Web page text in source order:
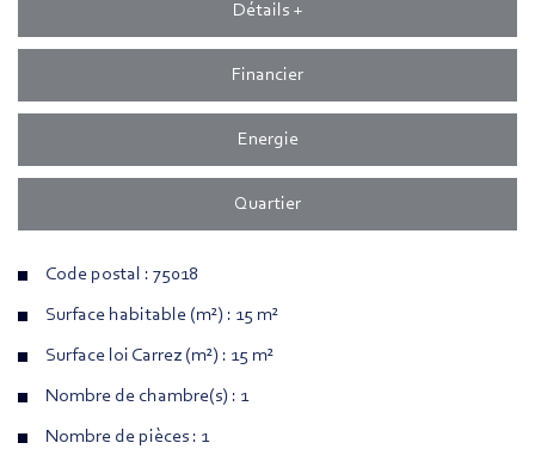
Détails +
Financier
Energie
Quartier
Code postal : 75018
Surface habitable (m²) : 15 m²
Surface loi Carrez (m²) : 15 m²
Nombre de chambre(s) : 1
Nombre de pièces : 1